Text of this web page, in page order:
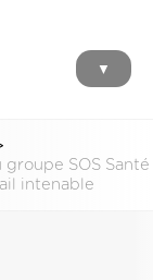
▼
SOS Santé
intenable